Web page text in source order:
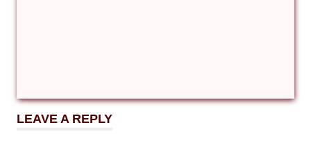
LEAVE A REPLY